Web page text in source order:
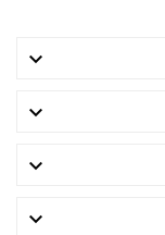



